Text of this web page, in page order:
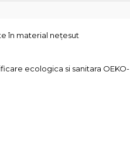
în material nețesut
ecologica si sanitara OEKO-